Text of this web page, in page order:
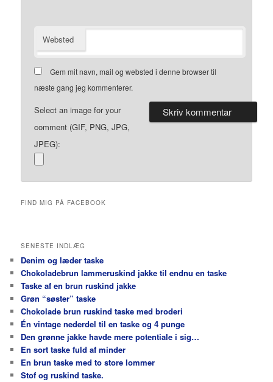
Websted
Gem mit navn, mail og websted i denne browser til
næste gang jeg kommenterer.
Select an image for your
comment (GIF, PNG, JPG,
JPEG):
FIND MIG PÅ FACEBOOK
SENESTE INDLÆG
Denim og læder taske
Chokoladebrun lammeruskind jakke til endnu en taske
Taske af en brun ruskind jakke
Grøn “søster” taske
Chokolade brun ruskind taske med broderi
Én vintage nederdel til en taske og 4 punge
Den grønne jakke havde mere potentiale i sig…
En sort taske fuld af minder
En brun taske med to store lommer
Stof og ruskind taske.